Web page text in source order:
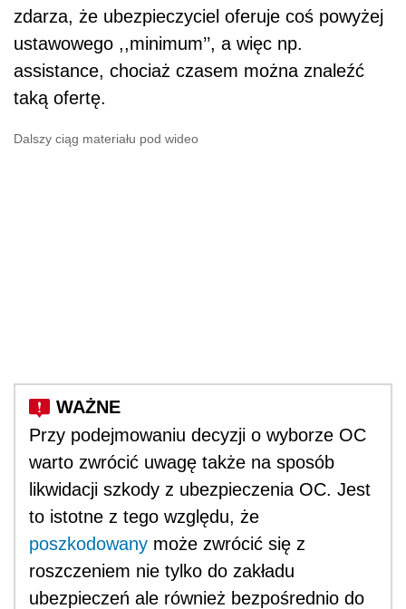
zdarza, że ubezpieczyciel oferuje coś powyżej
ustawowego ,,minimum’’, a więc np.
assistance, chociaż czasem można znaleźć
taką ofertę.
Dalszy ciąg materiału pod wideo
Przy podejmowaniu decyzji o wyborze OC
warto zwrócić uwagę także na sposób
likwidacji szkody z ubezpieczenia OC. Jest
to istotne z tego względu, że
poszkodowany może zwrócić się z
roszczeniem nie tylko do zakładu
ubezpieczeń ale również bezpośrednio do